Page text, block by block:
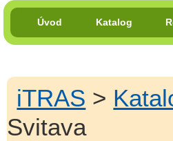
Úvod Katalog
iTRAS >
Svitava